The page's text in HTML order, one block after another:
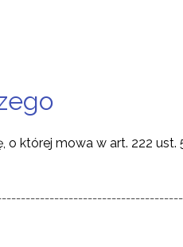
o której mowa w art. 222